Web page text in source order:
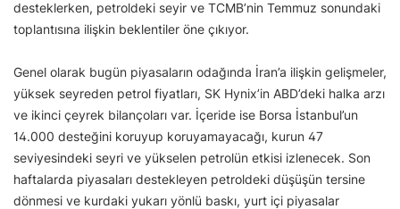
desteklerken, petroldeki seyir ve TCMB’nin Temmuz sonundaki
toplantısına ilişkin beklentiler öne çıkıyor.
Genel olarak bugün piyasaların odağında İran’a ilişkin gelişmeler,
yüksek seyreden petrol fiyatları, SK Hynix’in ABD’deki halka arzı
ve ikinci çeyrek bilançoları var. İçeride ise Borsa İstanbul’un
14.000 desteğini koruyup koruyamayacağı, kurun 47
seviyesindeki seyri ve yükselen petrolün etkisi izlenecek. Son
haftalarda piyasaları destekleyen petroldeki düşüşün tersine
dönmesi ve kurdaki yukarı yönlü baskı, yurt içi piyasalar